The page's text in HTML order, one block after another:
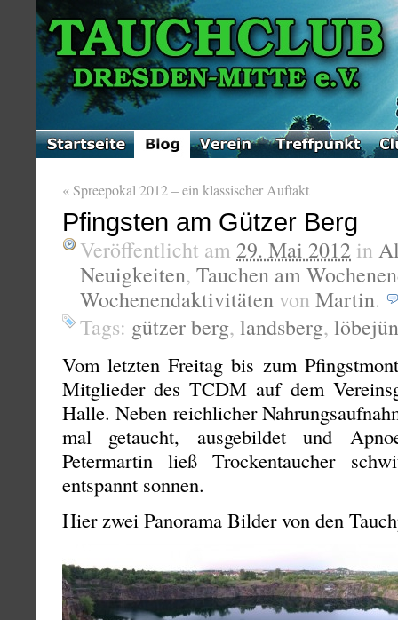
« Spreepokal 2012 – ein klassischer Auftakt
Pfingsten am Gützer Berg
Veröffentlicht am 29. Mai 2012 in
Neuigkeiten, Tauchen am
Wochenendaktivitäten von Martin.
Tags: gützer berg, landsberg, löbejün
Vom letzten Freitag bis zum
Mitglieder des TCDM auf dem
Halle. Neben reichlicher
mal getaucht, ausgebildet und
Petermartin ließ Trockentaucher
entspannt sonnen.
Hier zwei Panorama Bilder von den